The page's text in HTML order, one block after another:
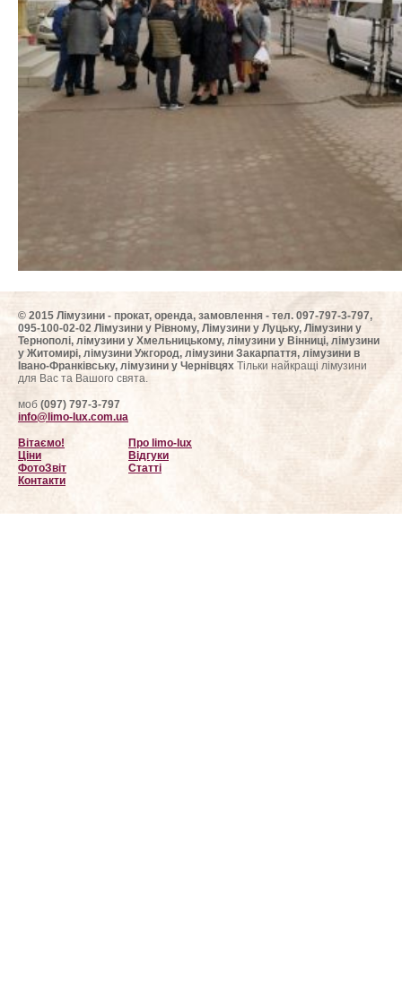
© 2015 Лімузини - прокат, оренда, замовлення - тел. 097-797-3-797,
095-100-02-02 Лімузини у Рівному, Лімузини у Луцьку, Лімузини у
Тернополі, лімузини у Хмельницькому, лімузини у Вінниці, лімузини
у Житомирі, лімузини Ужгород, лімузини Закарпаття, лімузини в
Івано-Франківську, лімузини у Чернівцях Тільки найкращі лімузини
для Вас та Вашого свята.
моб (097) 797-3-797
info@limo-lux.com.ua
Вітаємо!
Про limo-lux
Ціни
Відгуки
ФотоЗвіт
Статті
Контакти